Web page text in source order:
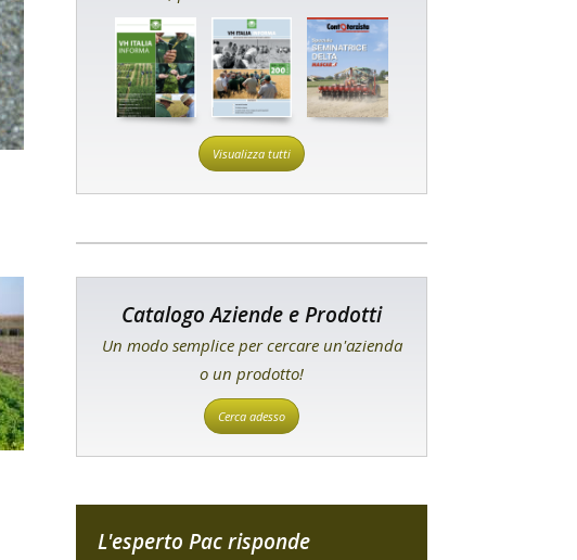
Visualizza tutti
Catalogo Aziende e Prodotti
Un modo semplice per cercare un'azienda
o un prodotto!
Cerca adesso
L'esperto Pac risponde